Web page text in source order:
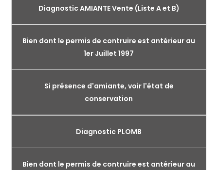
Diagnostic AMIANTE Vente (Liste A et B)
Bien dont le permis de contruire est antérieur au
1er Juillet 1997
Si présence d'amiante, voir l'état de
conservation
Diagnostic PLOMB
Bien dont le permis de contruire est antérieur au